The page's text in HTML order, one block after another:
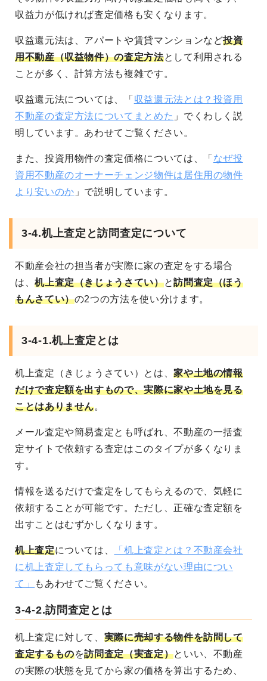
収益力が低ければ査定価格も安くなります。
収益還元法は、アパートや賃貸マンションなど投資
用不動産（収益物件）の査定方法として利用される
ことが多く、計算方法も複雑です。
収益還元法については、「 収益還元法とは？投資用
不動産の査定方法についてまとめた 」でくわしく説
明しています。あわせてご覧ください。
また、投資用物件の査定価格については、「 なぜ投
資用不動産のオーナーチェンジ物件は居住用の物件
より安いのか 」で説明しています。
3-4.机上査定と訪問査定について
不動産会社の担当者が実際に家の査定をする場合
は、机上査定（きじょうさてい）と訪問査定（ほう
もんさてい）の2つの方法を使い分けます。
3-4-1.机上査定とは
机上査定（きじょうさてい）とは、家や土地の情報
だけで査定額を出すもので、実際に家や土地を見る
ことはありません。
メール査定や簡易査定とも呼ばれ、不動産の一括査
定サイトで依頼する査定はこのタイプが多くなりま
す。
情報を送るだけで査定をしてもらえるので、気軽に
依頼することが可能です。ただし、正確な査定額を
出すことはむずかしくなります。
机上査定については、
「机上査定とは？不動産会社
に机上査定してもらっても意味がない理由につい
て」
もあわせてご覧ください。
3-4-2.訪問査定とは
机上査定に対して、 実際に売却する物件を訪問して
査定するものを訪問査定（実査定）といい、不動産
の実際の状態を見てから家の価格を算出するため、